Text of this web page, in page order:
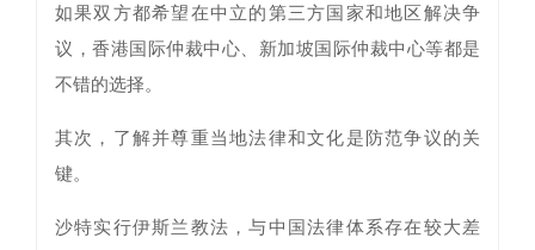
如果双方都希望在中立的第三方国家和地区解决争
议，香港国际仲裁中心、新加坡国际仲裁中心等都是
不错的选择。
其次，了解并尊重当地法律和文化是防范争议的关
键。
沙特实行伊斯兰教法，与中国法律体系存在较大差